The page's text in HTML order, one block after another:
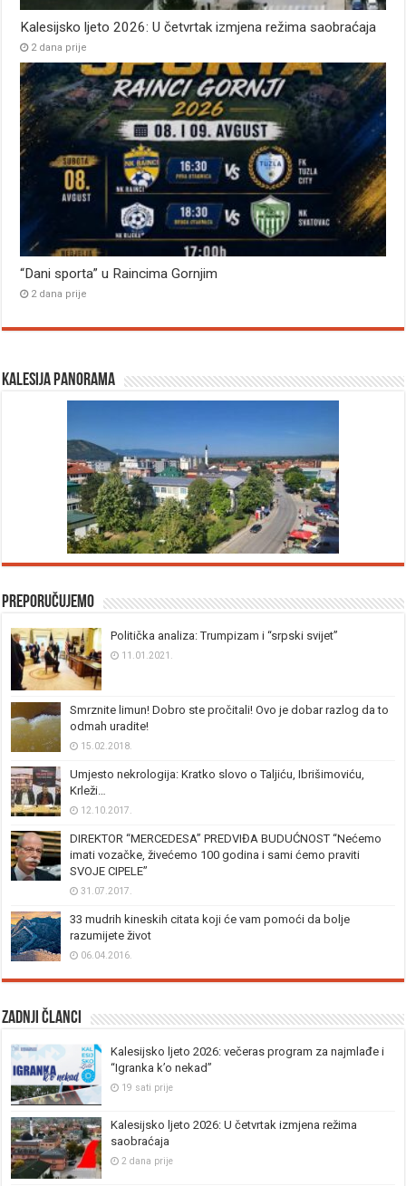
Kalesijsko ljeto 2026: U četvrtak izmjena režima saobraćaja
2 dana prije
“Dani sporta” u Raincima Gornjim
2 dana prije
Kalesija panorama
Preporučujemo
Politička analiza: Trumpizam i “srpski svijet”
11.01.2021.
Smrznite limun! Dobro ste pročitali! Ovo je dobar razlog da to
odmah uradite!
15.02.2018.
Umjesto nekrologija: Kratko slovo o Taljiću, Ibrišimoviću,
Krleži…
12.10.2017.
DIREKTOR “MERCEDESA” PREDVIĐA BUDUĆNOST “Nećemo
imati vozačke, živećemo 100 godina i sami ćemo praviti
SVOJE CIPELE”
31.07.2017.
33 mudrih kineskih citata koji će vam pomoći da bolje
razumijete život
06.04.2016.
Zadnji članci
Kalesijsko ljeto 2026: večeras program za najmlađe i
“Igranka k’o nekad”
19 sati prije
Kalesijsko ljeto 2026: U četvrtak izmjena režima
saobraćaja
2 dana prije